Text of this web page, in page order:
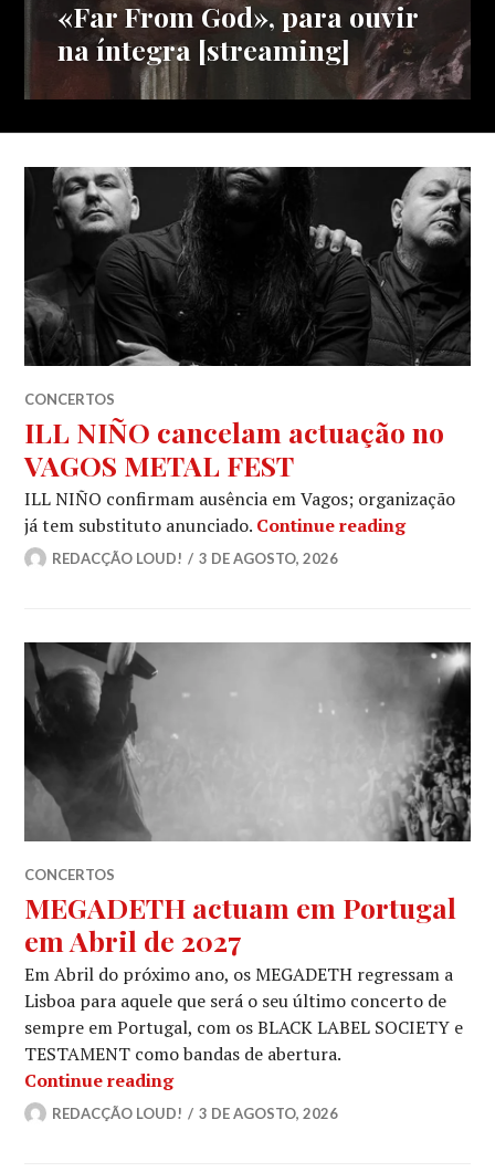
«Far From God», para ouvir
na íntegra [streaming]
CONCERTOS
ILL NIÑO cancelam actuação no
VAGOS METAL FEST
ILL NIÑO confirmam ausência em Vagos; organização
já tem substituto anunciado. Continue readingILL NIÑO
REDACÇÃO LOUD! 3 DE AGOSTO, 2026
CONCERTOS
MEGADETH actuam em Portugal
em Abril de 2027
Em Abril do próximo ano, os MEGADETH regressam a
Lisboa para aquele que será o seu último concerto de
sempre em Portugal, com os BLACK LABEL SOCIETY e
TESTAMENT como bandas de abertura.
Continue readingMEGADETH actuam em Portugal
REDACÇÃO LOUD! 3 DE AGOSTO, 2026